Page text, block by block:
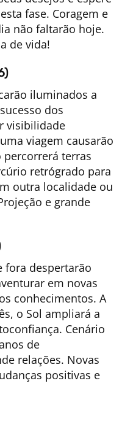
fase. Coragem e
não faltarão hoje.
de vida!
iluminados a
dos
visibilidade
viagem causarão
percorrerá terras
retrógrado para
outra localidade ou
e grande
fora despertarão
em novas
conhecimentos. A
o Sol ampliará a
Cenário
de
relações. Novas
positivas e